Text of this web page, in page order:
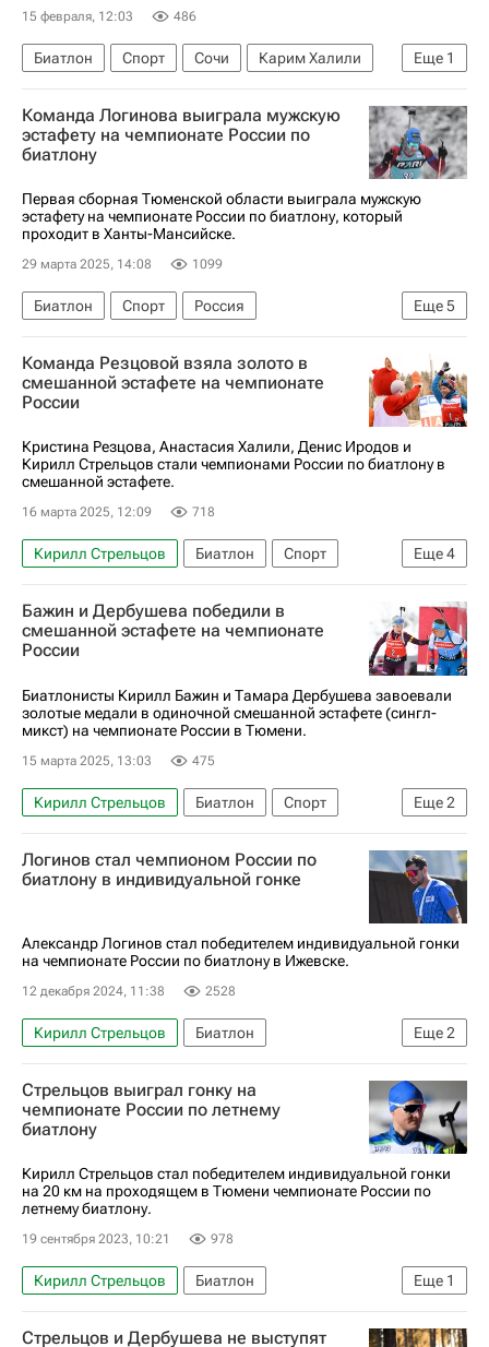
15 февраля, 12:03 486
Еще 1
Биатлон Спорт Сочи
Карим Халили
Эдуард Латыпов
Команда Логинова выиграла мужскую
эстафету на чемпионате России по
биатлону
Первая сборная Тюменской области выиграла мужскую
эстафету на чемпионате России по биатлону, который
проходит в Ханты-Мансийске.
29 марта 2025, 14:08 1099
Еще5
Биатлон Спорт
Россия
Тюменская область
Ханты-Мансийск
Александр Поварницын
Александр Логинов (биатлонист)
Антон Смольский
Команда Резцовой взяла золото в
смешанной эстафете на чемпионате
России
Кристина Резцова, Анастасия Халили, Денис Иродов и
Кирилл Стрельцов стали чемпионами России по биатлону в
смешанной эстафете.
16 марта 2025, 12:09 718
Еще4
Кирилл Стрельцов Биатлон
Спорт
Россия
Тюмень
Кристина Резцова
Анастасия Халили
Бажин и Дербушева победили в
смешанной эстафете на чемпионате
России
Биатлонисты Кирилл Бажин и Тамара Дербушева завоевали
золотые медали в одиночной смешанной эстафете (сингл-
микст) на чемпионате России в Тюмени.
15 марта 2025, 13:03 475
Еще2
Кирилл Стрельцов Биатлон
Спорт
Тамара Дербушева
Кристина Резцова
Логинов стал чемпионом России по
биатлону в индивидуальной гонке
Александр Логинов стал победителем индивидуальной гонки
на чемпионате России по биатлону в Ижевске.
12 декабря 2024, 11:38 2528
Еще2
Кирилл Стрельцов
Биатлон
Александр Логинов (биатлонист)
Спорт
Стрельцов выиграл гонку на
чемпионате России по летнему
биатлону
Кирилл Стрельцов стал победителем индивидуальной гонки
на 20 км на проходящем в Тюмени чемпионате России по
летнему биатлону.
19 сентября 2023, 10:21 978
Еще 1
Кирилл Стрельцов
Биатлон
Никита Поршнев
Стрельцов и Дербушева не выступят